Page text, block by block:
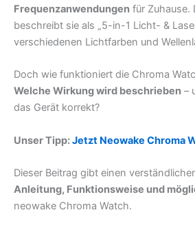
Frequenzanwendungen für Zuhause.
beschreibt sie als „5-in-1 Licht- &
verschiedenen Lichtfarben und
Doch wie funktioniert die Chroma
Welche Wirkung wird beschrieben –
das Gerät korrekt?
Unser Tipp:Jetzt Neowake Chroma
Dieser Beitrag gibt einen
Anleitung, Funktionsweise und
neowake Chroma Watch.